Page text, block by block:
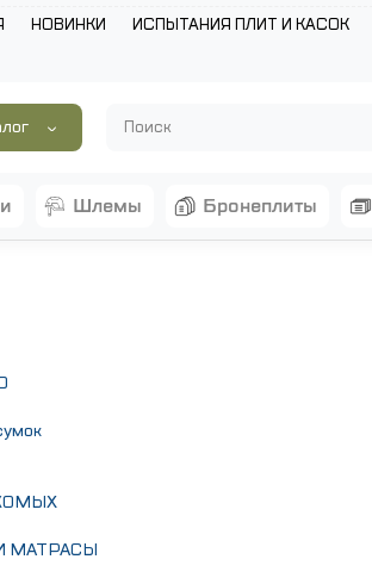
НОВИНКИ ИСПЫТАНИЯ ПЛИТ И КАСОК
шлемы бронеплиты
МАТРАСЫ